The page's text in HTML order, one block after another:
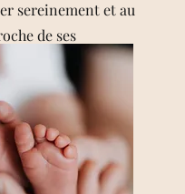
sereinement et au
de ses